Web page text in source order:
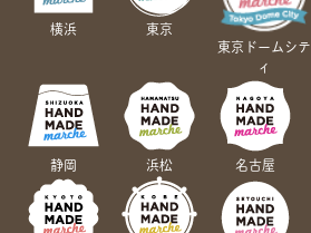
共有方法を選択
横浜
東京
東京ドームシテ
ィ
静岡 浜松 名古屋